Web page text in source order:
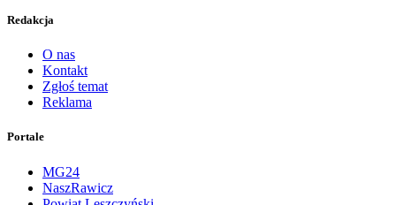
Redakcja
O nas
Kontakt
Zgłoś temat
Reklama
Portale
MG24
NaszRawicz